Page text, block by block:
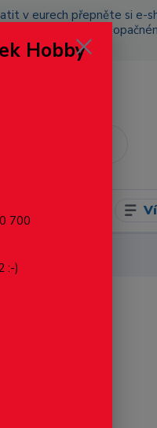
v eurech přepněte si e-
za poštovné, v
Hobby
700
:-)